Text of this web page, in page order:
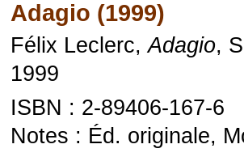
Adagio (1999)
Félix Leclerc,Adagio,
1999
ISBN : 2-89406-167-6
Notes : Éd. originale,